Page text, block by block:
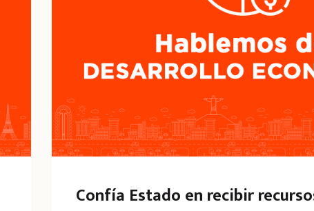
Confía Estado en recibir